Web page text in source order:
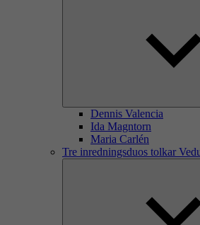
Dennis Valencia
Ida Magntorn
Maria Carlén
Tre inredningsduos tolkar